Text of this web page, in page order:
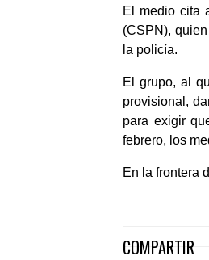
El medio cita
(CSPN),
la policía.
El grupo, al
provisional,
para exigir
febrero, los
En la frontera
COMPARTIR